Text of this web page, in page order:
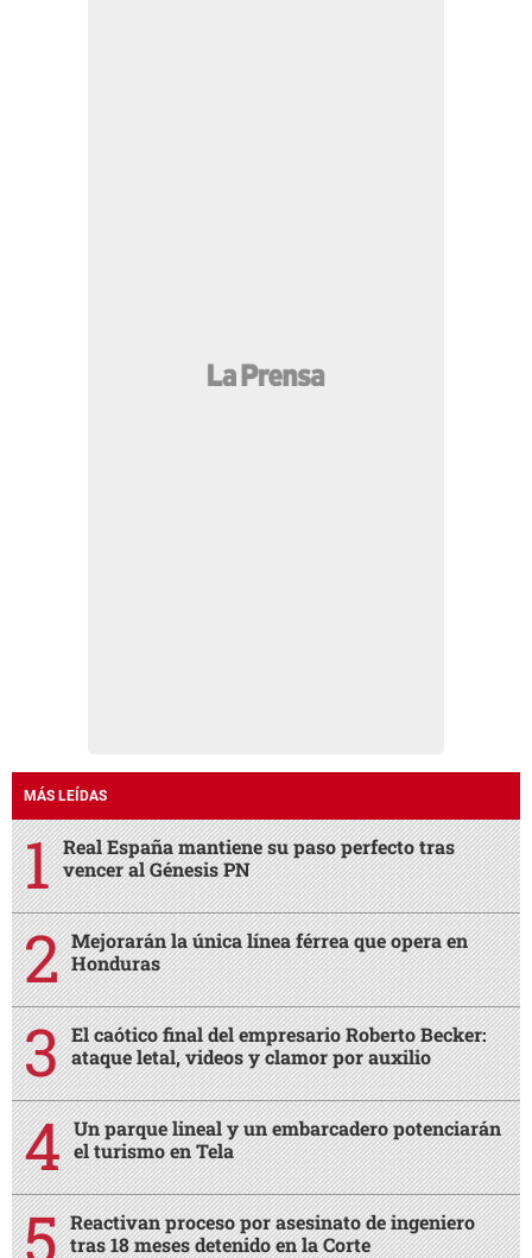
MÁS LEÍDAS
Real España mantiene su paso perfecto tras
vencer al Génesis PN
Mejorarán la única línea férrea que opera en
Honduras
El caótico final del empresario Roberto Becker:
ataque letal, videos y clamor por auxilio
Un parque lineal y un embarcadero potenciarán
el turismo en Tela
Reactivan proceso por asesinato de ingeniero
tras 18 meses detenido en la Corte